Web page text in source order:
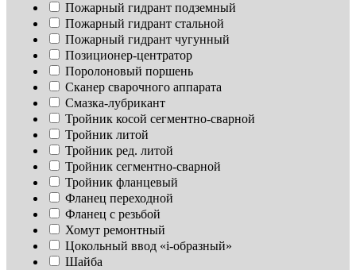
Пожарный гидрант подземный
Пожарный гидрант стальной
Пожарный гидрант чугунный
Позиционер-центратор
Поролоновый поршень
Сканер сварочного аппарата
Смазка-лубрикант
Тройник косой сегментно-сварной
Тройник литой
Тройник ред. литой
Тройник сегментно-сварной
Тройник фланцевый
Фланец переходной
Фланец с резьбой
Хомут ремонтный
Цокольный ввод «i-образный»
Шайба